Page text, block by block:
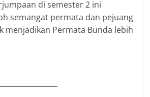
di semester 2 ini
semangat permata dan pejuang
menjadikan Permata Bunda lebih